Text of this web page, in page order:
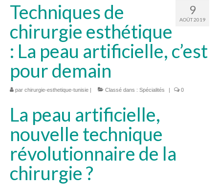
9
AOÛT 2019
Techniques de
chirurgie esthétique
: La peau artificielle, c’est
pour demain
par chirurgie-esthetique-tunisie | Classé dans : Spécialités | 0
La peau artificielle,
nouvelle technique
révolutionnaire de la
chirurgie ?